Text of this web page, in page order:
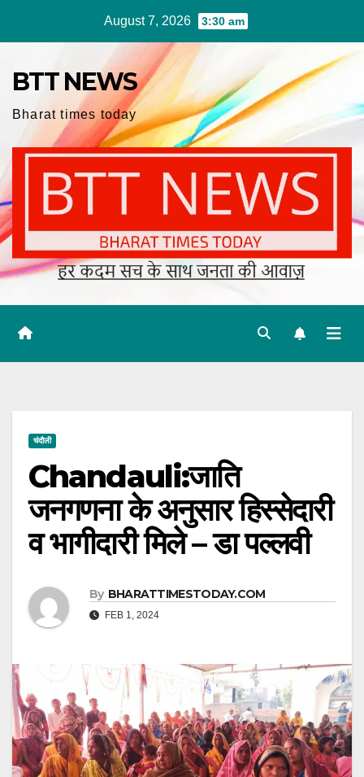
August 7, 2026 3:30 am
BTT NEWS
Bharat times today
चंदौली
Chandauli:जाति
जनगणना के अनुसार हिस्सेदारी
व भागीदारी मिले – डा पल्लवी
By BHARATTIMESTODAY.COM
FEB 1, 2024